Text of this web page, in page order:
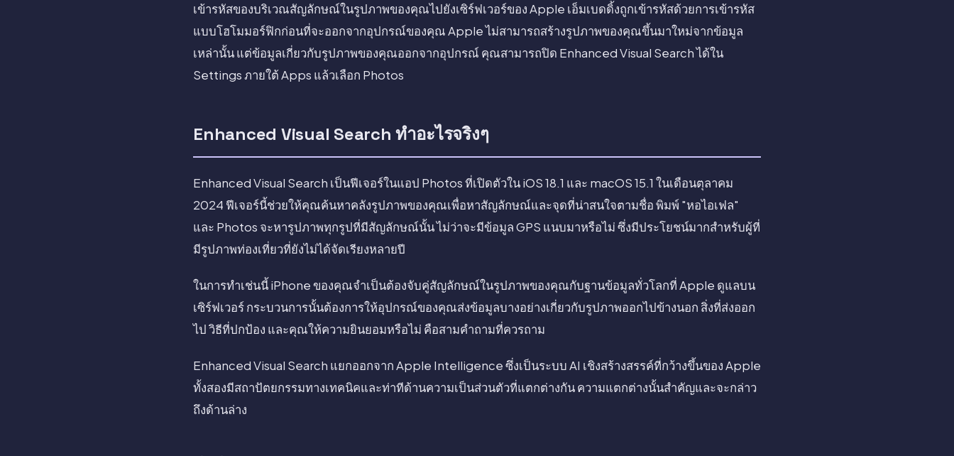
เข้ารหัสของบริเวณสัญลักษณ์ในรูปภาพของคุณไปยังเซิร์ฟเวอร์ของ Apple เอ็มเบดดิ้งถูกเข้ารหัสด้วยการเข้ารหัส
แบบโฮโมมอร์ฟิกก่อนที่จะออกจากอุปกรณ์ของคุณ Apple ไม่สามารถสร้างรูปภาพของคุณขึ้นมาใหม่จากข้อมูล
เหล่านั้น แต่ข้อมูลเกี่ยวกับรูปภาพของคุณออกจากอุปกรณ์ คุณสามารถปิด Enhanced Visual Search ได้ใน
Settings ภายใต้ Apps แล้วเลือก Photos
Enhanced Visual Search ทำอะไรจริงๆ
Enhanced Visual Search เป็นฟีเจอร์ในแอป Photos ที่เปิดตัวใน iOS 18.1 และ macOS 15.1 ในเดือนตุลาคม
2024 ฟีเจอร์นี้ช่วยให้คุณค้นหาคลังรูปภาพของคุณเพื่อหาสัญลักษณ์และจุดที่น่าสนใจตามชื่อ พิมพ์ "หอไอเฟล"
และ Photos จะหารูปภาพทุกรูปที่มีสัญลักษณ์นั้น ไม่ว่าจะมีข้อมูล GPS แนบมาหรือไม่ ซึ่งมีประโยชน์มากสำหรับผู้ที่
มีรูปภาพท่องเที่ยวที่ยังไม่ได้จัดเรียงหลายปี
ในการทำเช่นนี้ iPhone ของคุณจำเป็นต้องจับคู่สัญลักษณ์ในรูปภาพของคุณกับฐานข้อมูลทั่วโลกที่ Apple ดูแลบน
เซิร์ฟเวอร์ กระบวนการนั้นต้องการให้อุปกรณ์ของคุณส่งข้อมูลบางอย่างเกี่ยวกับรูปภาพออกไปข้างนอก สิ่งที่ส่งออก
ไป วิธีที่ปกป้อง และคุณให้ความยินยอมหรือไม่ คือสามคำถามที่ควรถาม
Enhanced Visual Search แยกออกจาก Apple Intelligence ซึ่งเป็นระบบ AI เชิงสร้างสรรค์ที่กว้างขึ้นของ Apple
ทั้งสองมีสถาปัตยกรรมทางเทคนิคและท่าทีด้านความเป็นส่วนตัวที่แตกต่างกัน ความแตกต่างนั้นสำคัญและจะกล่าว
ถึงด้านล่าง